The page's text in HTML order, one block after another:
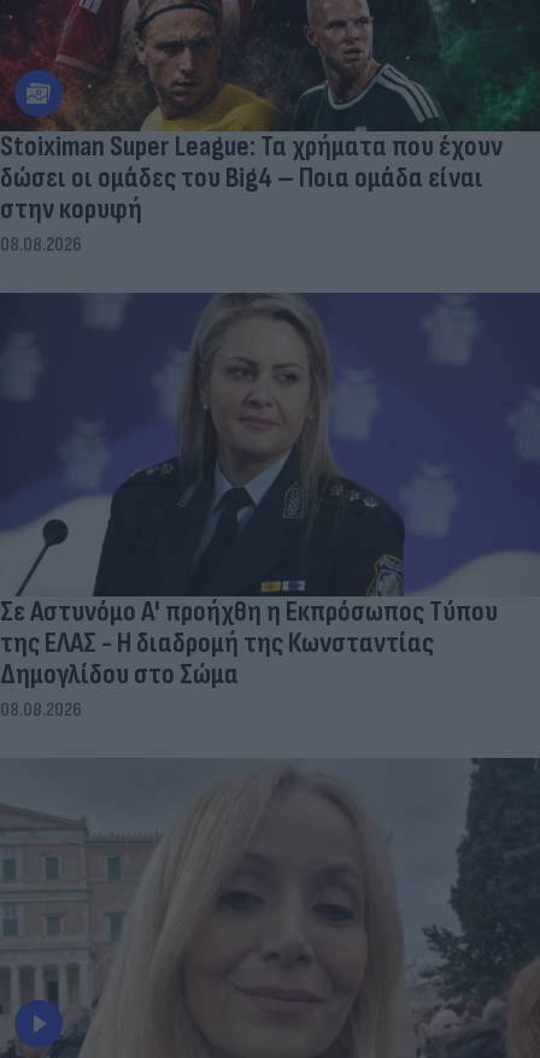
Stoiximan Super League: Τα χρήματα που έχουν
δώσει οι ομάδες του Big4 – Ποια ομάδα είναι
στην κορυφή
08.08.2026
Σε Αστυνόμο Α' προήχθη η Εκπρόσωπος Τύπου
της ΕΛΑΣ - Η διαδρομή της Κωνσταντίας
Δημογλίδου στο Σώμα
08.08.2026